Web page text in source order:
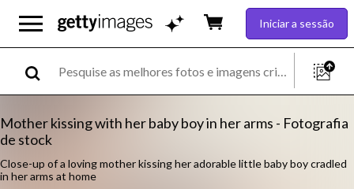
Iniciar a sessão
Mother kissing with her baby boy in her arms - Fotografia
de stock
Close-up of a loving mother kissing her adorable little baby boy cradled
in her arms at home